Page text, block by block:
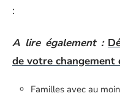
:
A lire également :
de votre changement
Familles avec au